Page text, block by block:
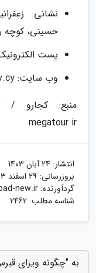
نشانی:
حسینی، کوچه
پست
وب سایت: www.mfa.gov.cy
megatour.ir
انتشار: 24 آبان 1403
بروزرسانی: 29 اسفند 1403
گردآورنده: new.ir
شناسه مطلب: 2462
به "چگونه ویزای